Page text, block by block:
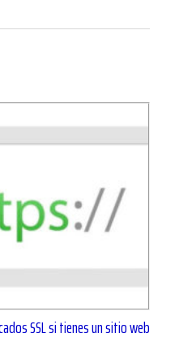
SSL si tienes un sitio web